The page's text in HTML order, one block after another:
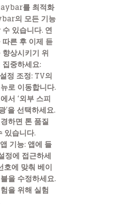
를 최적화
의 모든 기능
있습니다. 연
른 후 이제 듣
상시키기 위
중하세요:
정 조정: TV의
로 이동합니다.
서 ‘외부 스피
’을 선택하세요.
하면 톤 품질
있습니다.
기능: 앱에 들
정에 접근하세
호에 맞춰 베이
을 수정하세요.
을 위해 실험